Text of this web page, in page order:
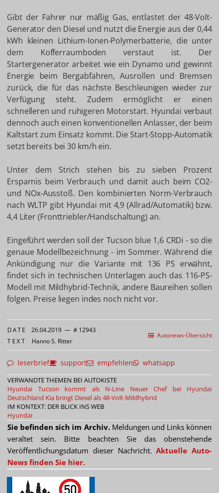
Gibt der Fahrer nur mäßig Gas, entlastet der 48-Volt-
Generator den Diesel und nutzt die Energie aus der 0,44
kWh kleinen Lithium-Ionen-Polymerbatterie, die unter
dem Kofferraumboden verstaut ist. Der
Startergenerator arbeitet wie ein Dynamo und gewinnt
Energie beim Bergabfahren, Ausrollen und Bremsen
zurück, die für das nächste Beschleunigen wieder zur
Verfügung steht. Zudem ermöglicht er einen
schnelleren und ruhigeren Motorstart. Hyundai verbaut
dennoch auch einen konventionellen Anlasser, der beim
Kaltstart zum Einsatz kommt. Die Start-Stopp-Automatik
setzt bereits bei 30 km/h ein.
Unter dem Strich stehen bis zu sieben Prozent
Ersparnis beim Verbrauch und damit auch beim CO2-
und NOx-Ausstoß. Den kombinierten Norm-Verbrauch
nach WLTP gibt Hyundai mit 4,9 (Allrad/Automatik) bzw.
4,4 Liter (Fronttriebler/Handschaltung) an.
Eingeführt werden soll der Tucson blue 1,6 CRDi - so die
genaue Modellbezeichnung - im Sommer. Während die
Ankündigung nur die Variante mit 136 PS erwähnt,
findet sich in technischen Unterlagen auch das 116-PS-
Modell mit Mildhybrid-Technik, andere Baureihen sollen
folgen. Preise liegen indes noch nicht vor.
Autonews-Übersicht
DATE 26.04.2019 — # 12943
TEXT Hanno S. Ritter
leserbrief support empfehlen whatsapp
VERWANDTE THEMEN BEI AUTOKISTE
Hyundai Tucson kommt als N-Line
Neuer Chef bei Hyundai
Deutschland Kia bringt Diesel als 48-Volt-Mildhybrid
IM KONTEXT: DER BLICK INS WEB
Hyundai
Sie befinden sich im Archiv.Meldungen und Links können
veraltet sein. Bitte beachten Sie das obenstehende
Veröffentlichungsdatum dieser Nachricht.Aktuelle Auto-
News finden Sie hier.